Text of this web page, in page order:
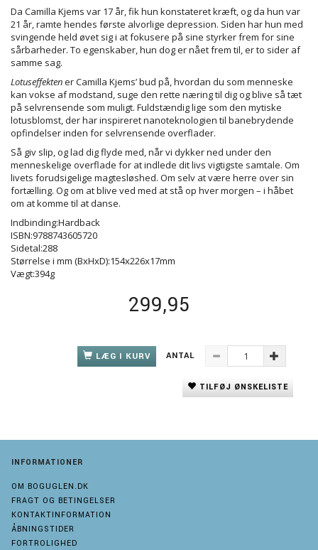
Da Camilla Kjems var 17 år, fik hun konstateret kræft, og da hun var
21 år, ramte hendes første alvorlige depression. Siden har hun med
svingende held øvet sig i at fokusere på sine styrker frem for sine
sårbarheder. To egenskaber, hun dog er nået frem til, er to sider af
samme sag.
Lotuseffektener Camilla Kjems’ bud på, hvordan du som menneske
kan vokse af modstand, suge den rette næring til dig og blive så tæt
på selvrensende som muligt. Fuldstændig lige som den mytiske
lotusblomst, der har inspireret nanoteknologien til banebrydende
opfindelser inden for selvrensende overflader.
Så giv slip, og lad dig flyde med, når vi dykker ned under den
menneskelige overflade for at indlede dit livs vigtigste samtale. Om
livets forudsigelige magtesløshed. Om selv at være herre over sin
fortælling. Og om at blive ved med at stå op hver morgen – i håbet
om at komme til at danse.
Indbinding:Hardback
ISBN:9788743605720
Sidetal:288
Størrelse i mm (BxHxD):154x226x17mm
Vægt:394g
299,95
LÆG I KURV ANTAL
TILFØJ ØNSKELISTE
INFORMATIONER
OM BOGUGLEN.DK
FRAGT OG BETINGELSER
KONTAKTINFORMATION
ÅBNINGSTIDER
FORTROLIGHED